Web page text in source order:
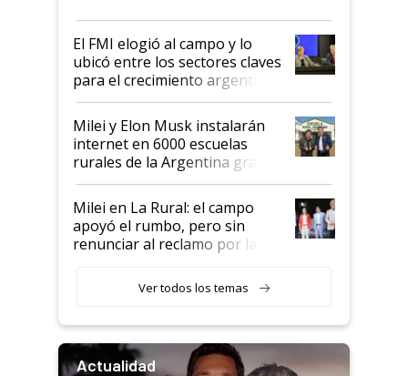
de Milei
El FMI elogió al campo y lo
ubicó entre los sectores claves
para el crecimiento argentino
Milei y Elon Musk instalarán
internet en 6000 escuelas
rurales de la Argentina gracias
a un acuerdo con Starlink
Milei en La Rural: el campo
apoyó el rumbo, pero sin
renunciar al reclamo por las
Ver todos los temas
Actualidad